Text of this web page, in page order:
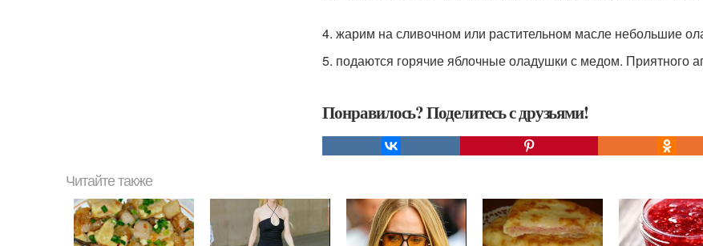
4. жарим на сливочном или растительном масле небольшие
5. подаются горячие яблочные оладушки с медом. Приятного
Понравилось? Поделитесь с друзьями!
Читайте также